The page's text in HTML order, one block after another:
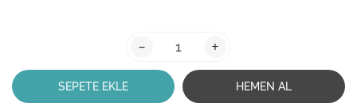
- +
SEPETE EKLE HEMEN AL